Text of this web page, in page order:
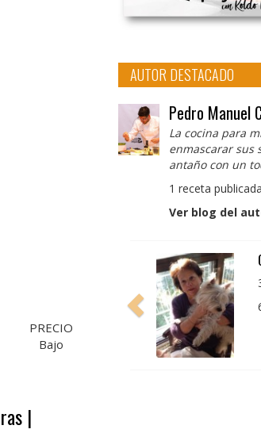
PRECIO
Bajo
|
AUTOR DESTACADO
Pedro Manuel
La cocina para
enmascarar sus
antaño con un
1 receta publicada
Ver blog del